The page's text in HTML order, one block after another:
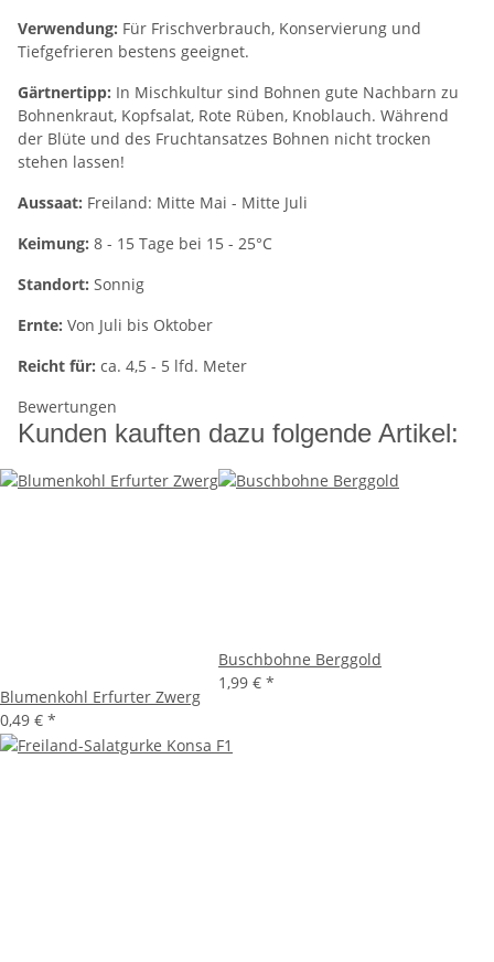
Verwendung: Für Frischverbrauch, Konservierung und
Tiefgefrieren bestens geeignet.
Gärtnertipp: In Mischkultur sind Bohnen gute Nachbarn zu
Bohnenkraut, Kopfsalat, Rote Rüben, Knoblauch. Während
der Blüte und des Fruchtansatzes Bohnen nicht trocken
stehen lassen!
Aussaat: Freiland: Mitte Mai - Mitte Juli
Keimung: 8 - 15 Tage bei 15 - 25°C
Standort: Sonnig
Ernte: Von Juli bis Oktober
Reicht für: ca. 4,5 - 5 lfd. Meter
Bewertungen
Kunden kauften dazu folgende Artikel:
Blumenkohl Erfurter Zwerg
0,49 € *
Buschbohne Berggold
1,99 € *